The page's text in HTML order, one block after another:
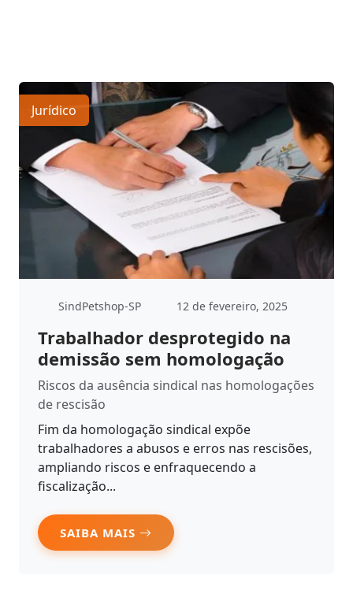
Jurídico
SindPetshop-SP 12 de fevereiro, 2025
Trabalhador desprotegido na
demissão sem homologação
Riscos da ausência sindical nas homologações
de rescisão
Fim da homologação sindical expõe
trabalhadores a abusos e erros nas rescisões,
ampliando riscos e enfraquecendo a
fiscalização...
SAIBA MAIS